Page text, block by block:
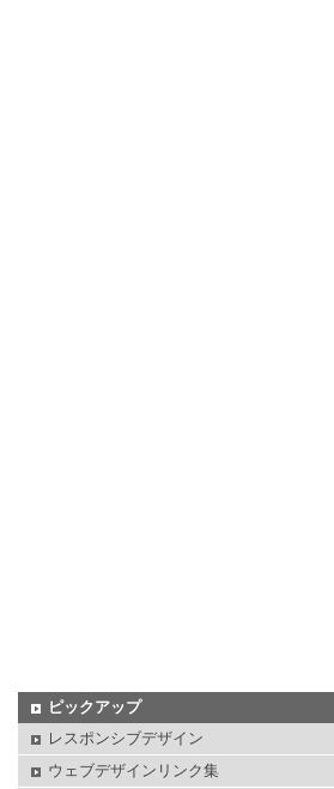
ピックアップ
レスポンシブデザイン
ウェブデザインリンク集